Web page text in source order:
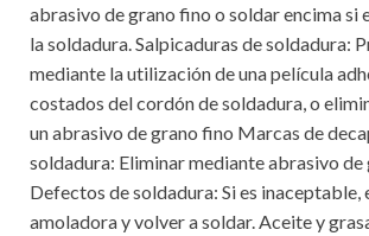
abrasivo de grano fino o soldar encima si
la soldadura. Salpicaduras de soldadura:
mediante la utilización de una película
costados del cordón de soldadura, o
un abrasivo de grano fino Marcas de
soldadura: Eliminar mediante abrasivo de
Defectos de soldadura: Si es inaceptable,
amoladora y volver a soldar. Aceite y